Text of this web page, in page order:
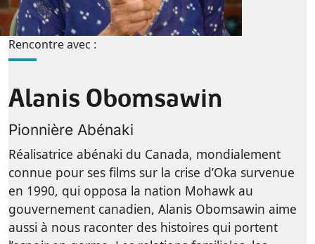
Rencontre avec :
Alanis Obomsawin
Pionnière Abénaki
Réalisatrice abénaki du Canada, mondialement
connue pour ses films sur la crise d’Oka survenue
en 1990, qui opposa la nation Mohawk au
gouvernement canadien, Alanis Obomsawin aime
aussi à nous raconter des histoires qui portent